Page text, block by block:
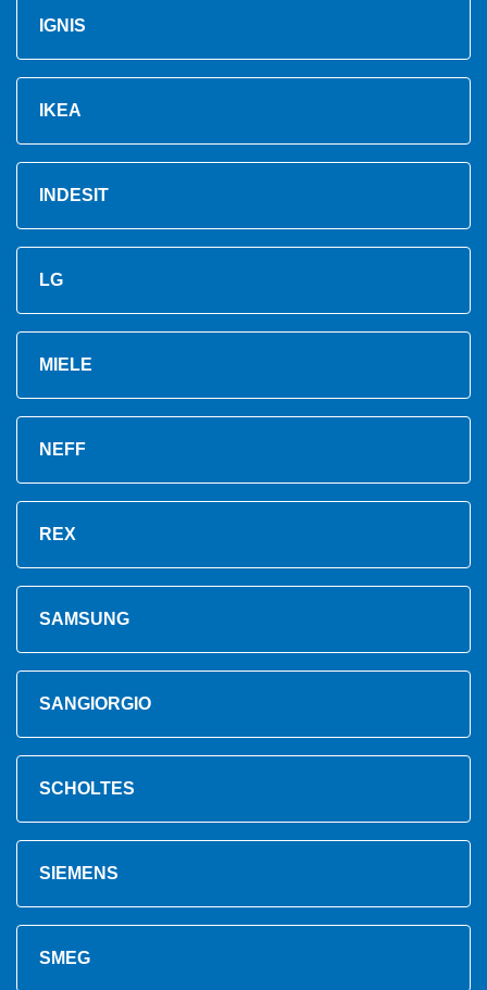
IGNIS
IKEA
INDESIT
LG
MIELE
NEFF
REX
SAMSUNG
SANGIORGIO
SCHOLTES
SIEMENS
SMEG